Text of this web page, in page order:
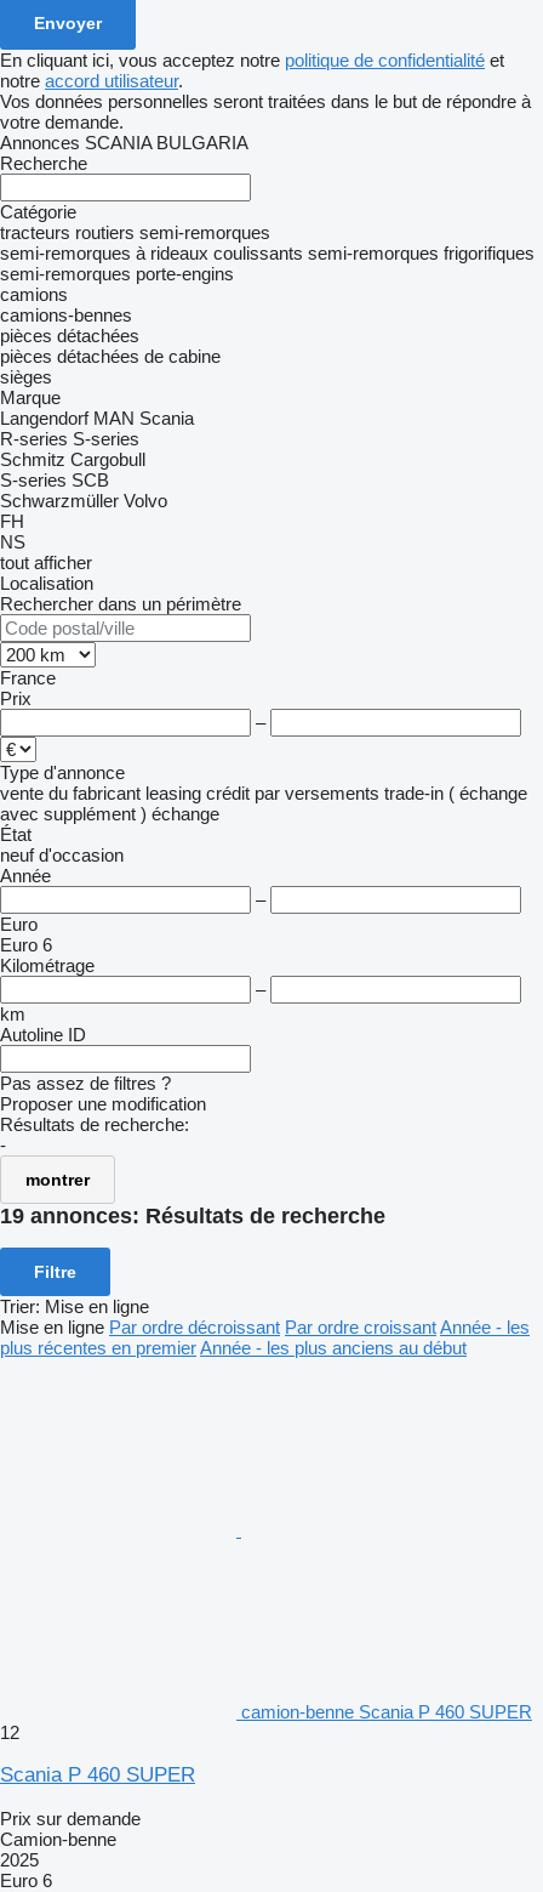
En cliquant ici, vous acceptez notre politique de confidentialité et
notre accord utilisateur.
Vos données personnelles seront traitées dans le but de répondre à
votre demande.
Annonces SCANIA BULGARIA
Recherche
Catégorie
tracteurs routiers semi-remorques
semi-remorques à rideaux coulissants semi-remorques frigorifiques
semi-remorques porte-engins
camions
camions-bennes
pièces détachées
pièces détachées de cabine
sièges
Marque
Langendorf MAN Scania
R-series S-series
Schmitz Cargobull
S-series SCB
Schwarzmüller Volvo
FH
NS
tout afficher
Localisation
Rechercher dans un périmètre
France
Prix
–
Type d'annonce
vente du fabricant leasing crédit par versements trade-in ( échange
avec supplément ) échange
État
neuf d'occasion
Année
–
Euro
Euro 6
Kilométrage
–
km
Autoline ID
Pas assez de filtres ?
Proposer une modification
Résultats de recherche:
-
montrer
19 annonces: Résultats de recherche
Filtre
Trier: Mise en ligne
Mise en ligne Par ordre décroissant Par ordre croissantAnnée - les
plus récentes en premierAnnée - les plus anciens au début
camion-benne Scania P 460 SUPER
12
Scania P 460 SUPER
Prix sur demande
Camion-benne
2025
Euro 6